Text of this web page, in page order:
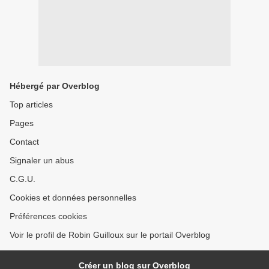
Hébergé par Overblog
Top articles
Pages
Contact
Signaler un abus
C.G.U.
Cookies et données personnelles
Préférences cookies
Voir le profil de Robin Guilloux sur le portail Overblog
Créer un blog sur Overblog